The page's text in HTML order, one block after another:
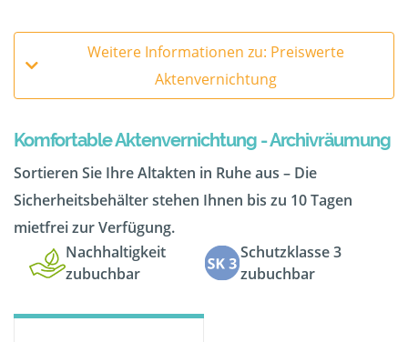
Weitere Informationen zu: Preiswerte
Aktenvernichtung
Komfortable Aktenvernichtung - Archivräumung
Sortieren Sie Ihre Altakten in Ruhe aus – Die
Sicherheitsbehälter stehen Ihnen bis zu 10 Tagen
mietfrei zur Verfügung.
Nachhaltigkeit
zubuchbar
Schutzklasse 3
zubuchbar